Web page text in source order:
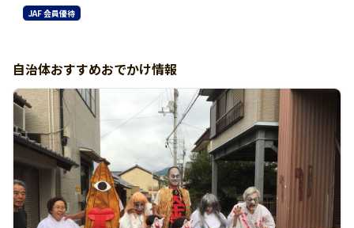
JAF 会員優待
自治体おすすめおでかけ情報